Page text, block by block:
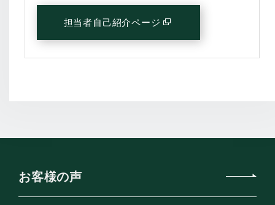
担当者自己紹介ページ
お客様の声